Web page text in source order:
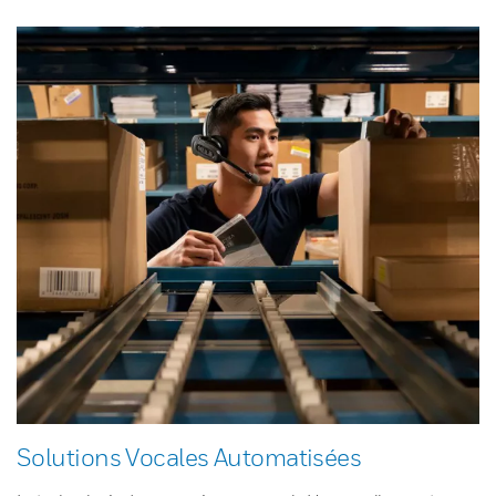
Solutions Vocales Automatisées